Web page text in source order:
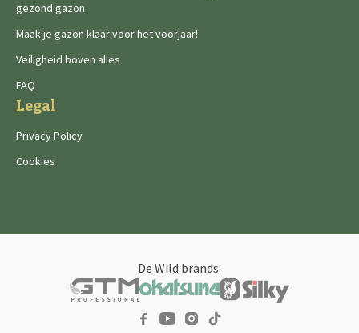
gezond gazon
Maak je gazon klaar voor het voorjaar!
Veiligheid boven alles
FAQ
Legal
Privacy Policy
Cookies
De Wild brands: